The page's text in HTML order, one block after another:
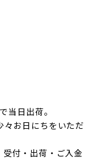
当日出荷。
お日にちをいただ
付・出荷・ご入金